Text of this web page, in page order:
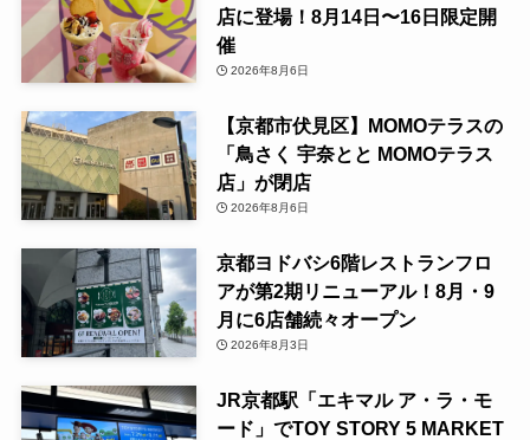
店に登場！8月14日〜16日限定開
催
2026年8月6日
【京都市伏見区】MOMOテラスの
「鳥さく 宇奈とと MOMOテラス
店」が閉店
2026年8月6日
京都ヨドバシ6階レストランフロ
アが第2期リニューアル！8月・9
月に6店舗続々オープン
2026年8月3日
JR京都駅「エキマル ア・ラ・モ
ード」でTOY STORY 5 MARKET